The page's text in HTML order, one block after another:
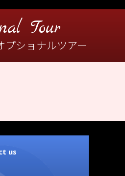
Tour
プショナルツアー
us